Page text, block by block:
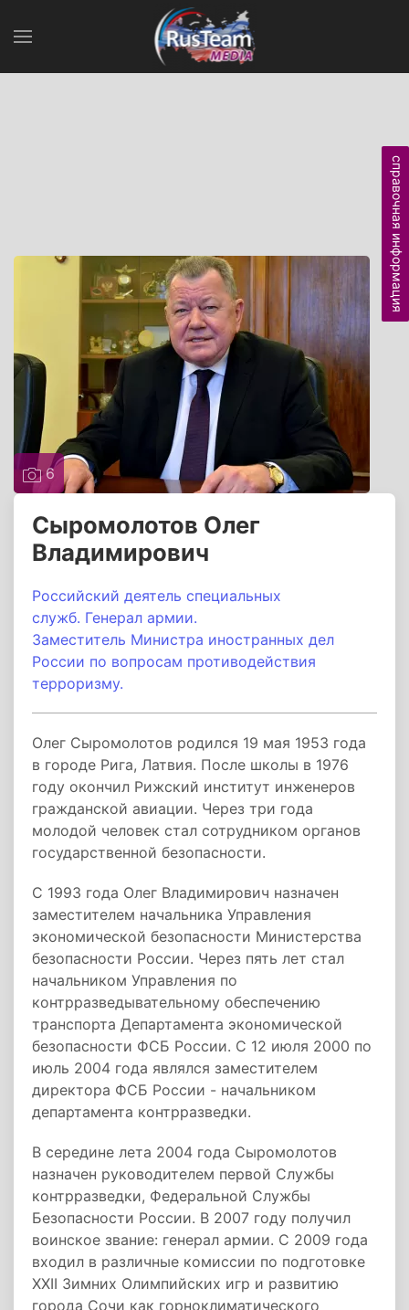
6
Сыромолотов Олег
Владимирович
Российский деятель специальных
служб. Генерал армии.
Заместитель Министра иностранных дел
России по вопросам противодействия
терроризму.
Олег Сыромолотов родился 19 мая 1953 года
в городе Рига, Латвия. После школы в 1976
году окончил Рижский институт инженеров
гражданской авиации. Через три года
молодой человек стал сотрудником органов
государственной безопасности.
С 1993 года Олег Владимирович назначен
заместителем начальника Управления
экономической безопасности Министерства
безопасности России. Через пять лет стал
начальником Управления по
контрразведывательному обеспечению
транспорта Департамента экономической
безопасности ФСБ России. С 12 июля 2000 по
июль 2004 года являлся заместителем
директора ФСБ России - начальником
департамента контрразведки.
В середине лета 2004 года Сыромолотов
назначен руководителем первой Службы
контрразведки, Федеральной Службы
Безопасности России. В 2007 году получил
воинское звание: генерал армии. С 2009 года
входил в различные комиссии по подготовке
XXII Зимних Олимпийских игр и развитию
города Сочи как горноклиматического
справочная информация